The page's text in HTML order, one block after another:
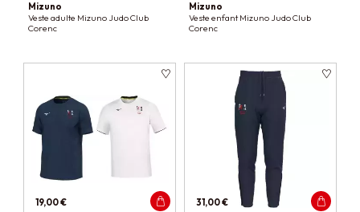
Mizuno
Veste adulte Mizuno Judo Club
Corenc
Mizuno
Veste enfant Mizuno Judo Club
Corenc
19,00 €
31,00 €